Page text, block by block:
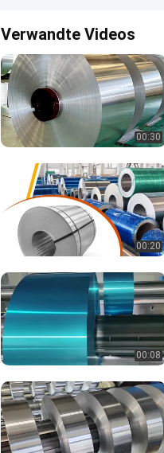
Verwandte Videos
00:30
00:20
00:08